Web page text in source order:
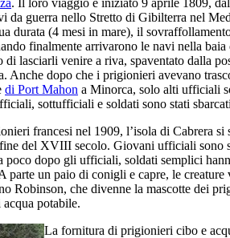
da guerra nello Stretto di Gibilterra nel
durata (4 mesi in mare), il
finalmente arrivarono le navi nella
di lasciarli venire a riva, spaventato dalla
Anche dopo che i prigionieri avevano
di Port Mahon a Minorca, solo alti ufficiali
sottufficiali e soldati sono stati
francesi nel 1909, l’isola di Cabrera si
del XVIII secolo. Giovani ufficiali sono
poco dopo gli ufficiali, soldati semplici
parte un paio di conigli e capre, le
Robinson, che divenne la mascotte dei
potabile.
La fornitura di prigionieri cibo e